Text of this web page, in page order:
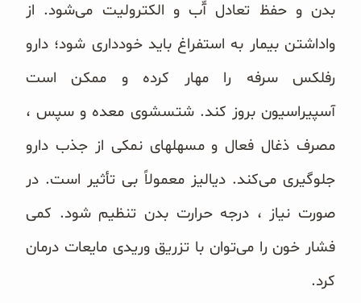
بدن و حفظ ‏تعادل آّب و الکترولیت می‌شود. از
واداشتن بیمار به استفراغ باید خودداری شود؛ دارو
رفلکس سرفه را مهار کرده و ممکن ‏است
آسپیراسیون بروز کند. شتسشوی معده و سپس ،
مصرف ذغال فعال و مسهلهای نمکی از جذب دارو
جلوگیری می‌کند. ‏دیالیز معمولاً بی تأثیر است. در
صورت نیاز ، درجه حرارت بدن تنظیم شود. کمی
فشار خون را می‌توان با تزریق وریدی ‏مایعات درمان
کرد.